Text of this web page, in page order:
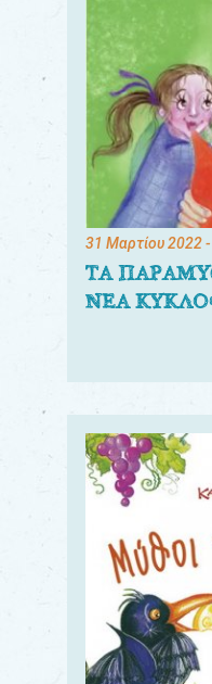
31 Μαρτίου 2022
ΤΑ
ΝΕΑ